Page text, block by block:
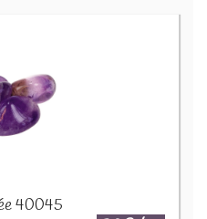
40045